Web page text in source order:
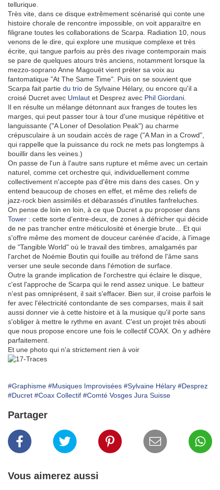
tellurique.
Très vite, dans ce disque extrêmement scénarisé qui conte une
histoire chorale de rencontre impossible, on voit apparaïtre en
filigrane toutes les collaborations de Scarpa. Radiation 10, nous
venons de le dire, qui explore une musique complexe et très
écrite, qui tangue parfois au près des rivage contemporain mais
se pare de quelques atours très anciens, notamment lorsque la
mezzo-soprano Anne Magouët vient préter sa voix au
fantomatique "At The Same Time". Puis on se souvient que
Scarpa fait partie du trio de Sylvaine Hélary, ou encore qu'il a
croisé Ducret avec Umlaut et Desprez avec Phil Giordani
Il en résulte un mélange détonnant aux franges de toutes les
marges, qui peut passer tour à tour d'une musique répétitive et
languissante ("A Loner of Desolation Peak") au charme
crépusculaire à un soudain accès de rage ("A Man in a Crowd",
qui rappelle que la puissance du rock ne mets pas longtemps à
bouillir dans les veines.)
On passe de l'un à l'autre sans rupture et même avec un certain
naturel, comme cet orchestre qui, individuellement comme
collectivement n'accepte pas d'être mis dans des cases. On y
entend beaucoup de choses en effet, et même des reliefs de
jazz-rock bien assimilés et débarassés d'inutiles fanfreluches.
On pense de loin en loin, à ce que Ducret a pu proposer dans
Tower : cette sorte d'entre-deux, de zones à défricher qui décide
de ne pas trancher entre méticulosité et énergie brute... Et qui
s'offre même des moment de douceur carénée d'acide, à l'image
de "Tangible World" où le travail des timbres, amalgamés par
l'archet de Noémie Boutin qui fouille au tréfond de l'âme sans
verser une seule seconde dans l'émotion de surface.
Outre la grande implication de l'orchestre qui éclaire le disque,
c'est l'approche de Scarpa qui le rend assez unique. Le batteur
n'est pas omniprésent, il sait s'effacer. Bien sur, il croise parfois le
fer avec l'électricité contondante de ses comparses, mais il sait
aussi donner vie à cette histoire et à la musique qu'il porte sans
s'obliger à mettre le rythme en avant. C'est un projet très abouti
que nous propose encore une fois le collectif COAX. On y adhère
parfaitement.
Et une photo qui n'a strictement rien à voir
#Graphisme #Musiques Improvisées #Sylvaine Hélary #Desprez
#Ducret #Coax Collectif #Comté Vosges Jura Suisse
Partager
Vous aimerez aussi